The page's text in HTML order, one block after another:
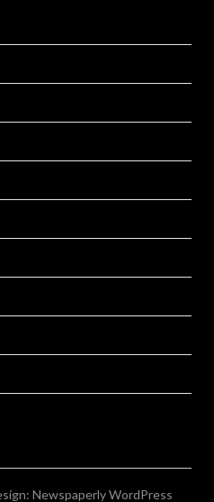
Newspaperly WordPress